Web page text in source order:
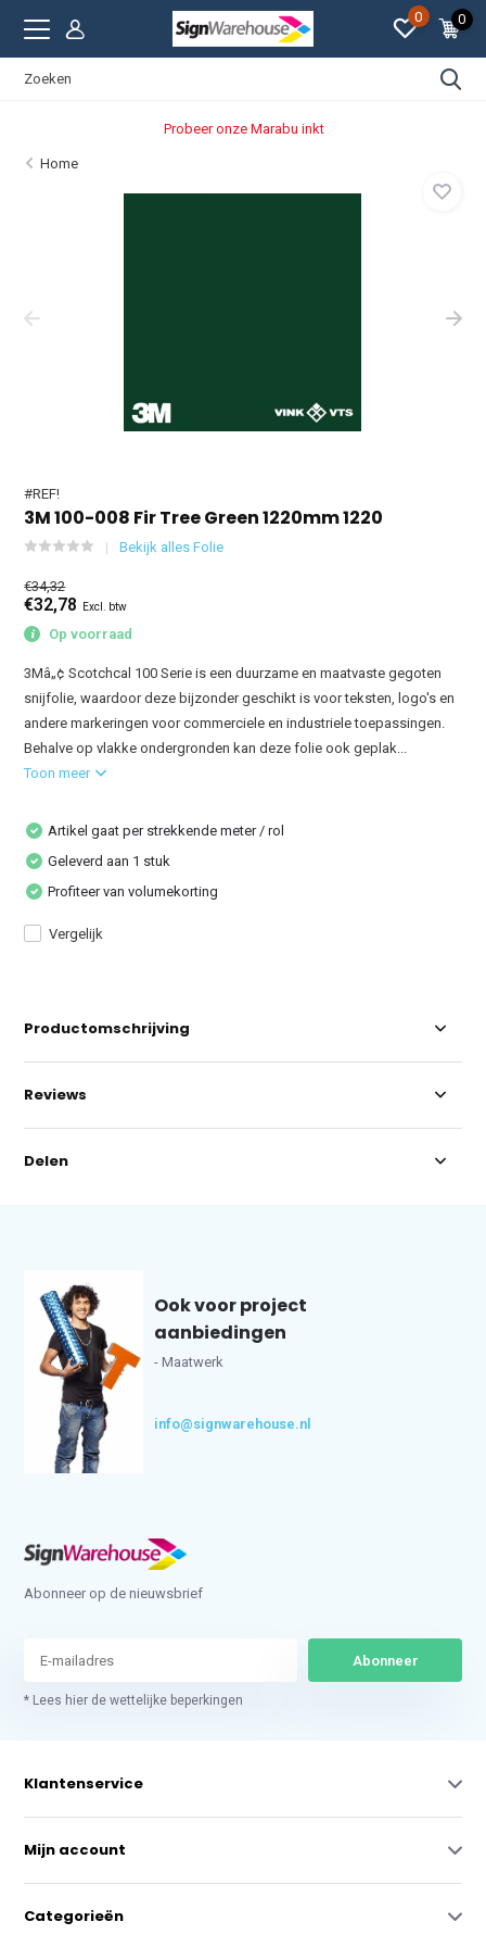
0 0
Probeer onze Marabu inkt
Home
#REF!
3M 100-008 Fir Tree Green 1220mm 1220
Bekijk alles Folie
€34,32
€32,78 Excl. btw
Op voorraad
3Mâ„¢ Scotchcal 100 Serie is een duurzame en maatvaste gegoten
snijfolie, waardoor deze bijzonder geschikt is voor teksten, logo's en
andere markeringen voor commerciele en industriele toepassingen.
Behalve op vlakke ondergronden kan deze folie ook geplak...
Toon meer
Artikel gaat per strekkende meter / rol
Geleverd aan 1 stuk
Profiteer van volumekorting
Vergelijk
Productomschrijving
Reviews
Delen
Ook voor project
aanbiedingen
- Maatwerk
info@signwarehouse.nl
Abonneer op de nieuwsbrief
Abonneer
* Lees hier de wettelijke beperkingen
Klantenservice
Mijn account
Categorieën